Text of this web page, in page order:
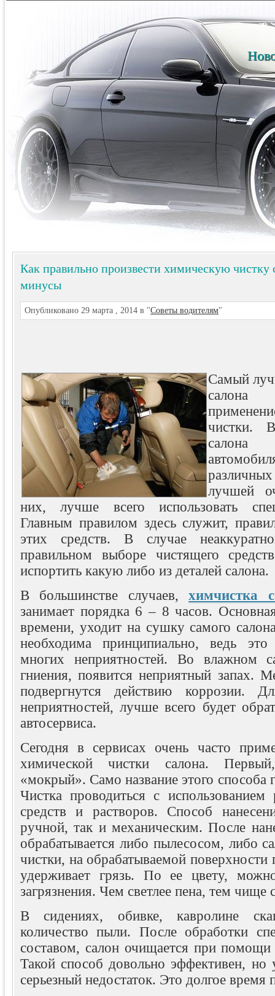
Как правильно произвести химическую
минусы
Опубликовано 29 марта , 2014 в "Советы водителям"
Самый
салона
чистки.
салона
лучшей
них, лучше всего использовать
Главным правилом здесь служит,
этих средств. В случае
правильном выборе чистящего
испортить какую либо из деталей салона.
В большинстве случаев,химчистка
занимает порядка 6 – 8 часов. Основная
времени, уходит на сушку самого
необходима принципиально, ведь это
многих неприятностей. Во влажном
гниения, появится неприятный запах.
подвергнутся действию коррозии.
неприятностей, лучше всего будет
автосервиса.
Сегодня в сервисах очень часто
химической чистки салона.
«мокрый». Само название этого способа
Чистка проводиться с
средств и растворов. Способ
ручной, так и механическим. После
обрабатывается либо пылесосом, либо
чистки, на обрабатываемой поверхности
удерживает грязь. По ее цвету,
загрязнения. Чем светлее пена, тем чище
В сидениях, обивке, кавролине
количество пыли. После обработки
составом, салон очищается при
Такой способ довольно эффективен, но
серьезный недостаток. Это долгое